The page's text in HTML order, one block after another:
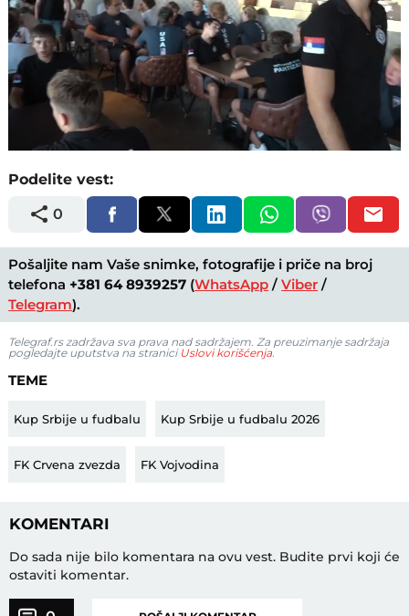
Unmute
11.48%
Podelite vest:
0
Pošaljite nam Vaše snimke, fotografije i priče na broj
telefona +381 64 8939257 (WhatsApp /Viber /
Telegram).
Telegraf.rs zadržava sva prava nad sadržajem. Za preuzimanje sadržaja
pogledajte uputstva na stranici Uslovi korišćenja.
TEME
Kup Srbije u fudbalu Kup Srbije u fudbalu 2026
FK Crvena zvezda FK Vojvodina
KOMENTARI
Do sada nije bilo komentara na ovu vest. Budite prvi koji će
ostaviti komentar.